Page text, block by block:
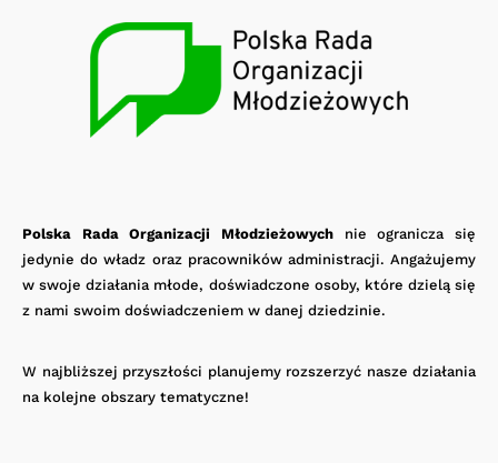
Polska Rada Organizacji Młodzieżowych nie ogranicza się
jedynie do władz oraz pracowników administracji. Angażujemy
w swoje działania młode, doświadczone osoby, które dzielą się
z nami swoim doświadczeniem w danej dziedzinie.
W najbliższej przyszłości planujemy rozszerzyć nasze działania
na kolejne obszary tematyczne!